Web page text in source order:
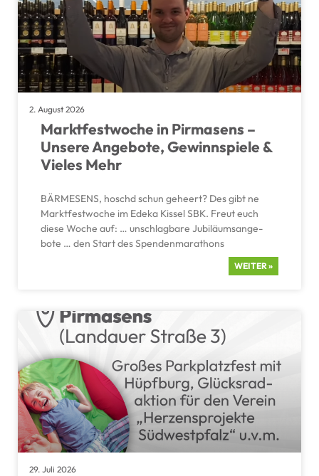
Markt­fest­woche in Pirma­sens –
Unsere Angebote, Gewinn­spiele &
Vieles Mehr
BÄRME­SENS, hoschd schun geheert? Des gibt ne
Markt­fest­woche im Edeka Kissel SBK. Freut euch
diese Woche auf: … unschlag­bare Jubilä­ums­an­ge­
bote … den Start des Spenden­ma­ra­thons
WEITER »
2. August 2026
29. Juli 2026